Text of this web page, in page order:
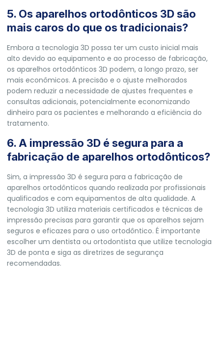
5. Os aparelhos ortodônticos 3D são
mais caros do que os tradicionais?
Embora a tecnologia 3D possa ter um custo inicial mais
alto devido ao equipamento e ao processo de fabricação,
os aparelhos ortodônticos 3D podem, a longo prazo, ser
mais econômicos. A precisão e o ajuste melhorados
podem reduzir a necessidade de ajustes frequentes e
consultas adicionais, potencialmente economizando
dinheiro para os pacientes e melhorando a eficiência do
tratamento.
6. A impressão 3D é segura para a
fabricação de aparelhos ortodônticos?
Sim, a impressão 3D é segura para a fabricação de
aparelhos ortodônticos quando realizada por profissionais
qualificados e com equipamentos de alta qualidade. A
tecnologia 3D utiliza materiais certificados e técnicas de
impressão precisas para garantir que os aparelhos sejam
seguros e eficazes para o uso ortodôntico. É importante
escolher um dentista ou ortodontista que utilize tecnologia
3D de ponta e siga as diretrizes de segurança
recomendadas.